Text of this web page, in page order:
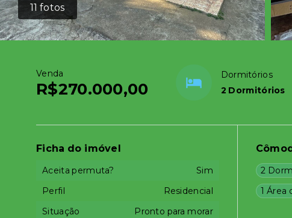
11 fotos
Venda
R$270.000,00
Dormitórios
2 Dormitórios
2
1 Área
Ficha do imóvel
Aceita permuta?
Sim
Perfil
Residencial
Situação
Pronto para morar